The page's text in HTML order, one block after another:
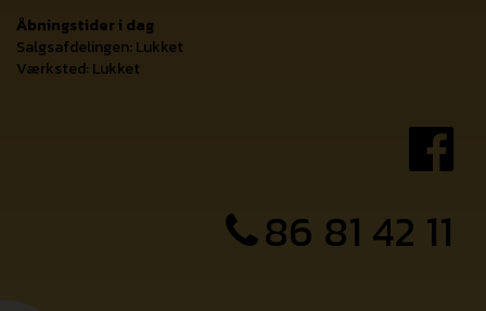
Åbningstider i dag
Salgsafdelingen: Lukket
Værksted: Lukket
86 81 42 11